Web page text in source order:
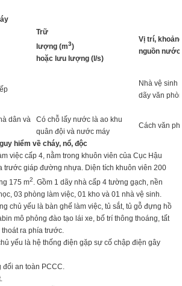
Trữ
lượng (m3)
hoặc lưu lượng (l/s)
Vị trí,
nguồn nước
Nhà vệ sinh
dãy văn
dân và
Có chỗ lấy nước là ao khu
quân đội và nước máy
Cách văn
hiểm về cháy, nổ, độc
việc cấp 4, nằm trong khuôn viên của Cục Hậu
trước giáp đường nhựa. Diện tích khuôn viên 200
175 m2. Gồm 1 dãy nhà cấp 4 tường gạch, nền
03 phòng làm việc, 01 kho và 01 nhà vệ sinh.
chủ yếu là bàn ghế làm việc, tủ sắt, tủ gỗ đựng hồ
mô phỏng đào tạo lái xe, bố trí thông thoáng, tất
ra phía trước.
yếu là hệ thống điện gặp sự cố chập điện gây
đối an toàn PCCC.